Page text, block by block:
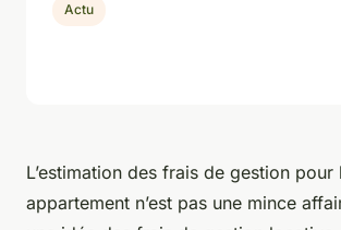
L’estimation des frais de gestion pour
appartement n’est pas une mince
Actu